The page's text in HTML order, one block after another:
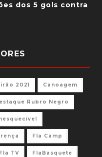
dos 5 gols contra
2021 Canoagem
Rubro Negro
Fla Camp
Fla TV FlaBasquete